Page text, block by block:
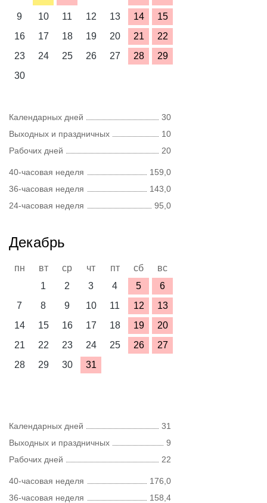
9
10 11 12 13 14
15
16
17 18 19 20 21
22
23
24 25 26 27 28
29
30
Календарных дней
30
Выходных и праздничных
10
Рабочих дней
20
40-часовая неделя
159,0
36-часовая неделя
143,0
24-часовая неделя
95,0
Декабрь
пн вт ср чт пт сб
вс
1
2 3 4 5
6
7
8 9 10 11 12
13
14
15 16 17 18 19
20
21
22 23 24 25 26
27
28
29 30 31
Календарных дней
31
Выходных и праздничных
9
Рабочих дней
22
40-часовая неделя
176,0
36-часовая неделя
158,4